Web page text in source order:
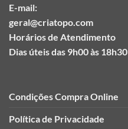
E-mail:
geral@criatopo.com
Horários de Atendimento
Dias úteis das 9h00 às 18h30
Condições Compra Online
Política de Privacidade